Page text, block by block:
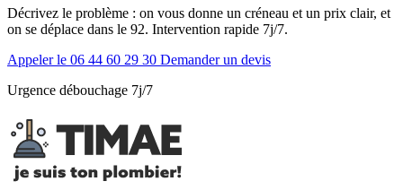
Décrivez le problème : on vous donne un créneau et un prix clair, et
on se déplace dans le 92. Intervention rapide 7j/7.
Appeler le 06 44 60 29 30 Demander un devis
Urgence débouchage 7j/7